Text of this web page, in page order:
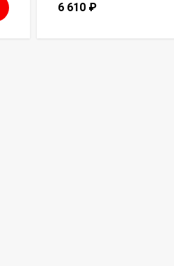
6 610 ₽